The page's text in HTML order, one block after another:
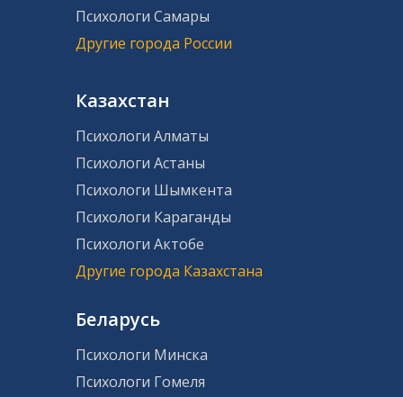
Психологи Самары
Другие города России
Казахстан
Психологи Алматы
Психологи Астаны
Психологи Шымкента
Психологи Караганды
Психологи Актобе
Другие города Казахстана
Беларусь
Психологи Минска
Психологи Гомеля